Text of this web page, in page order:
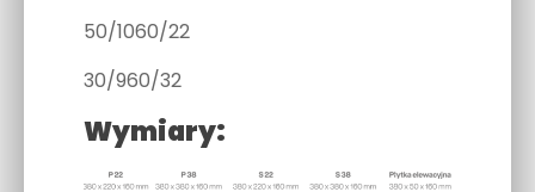
50/1060/22
30/960/32
Wymiary: